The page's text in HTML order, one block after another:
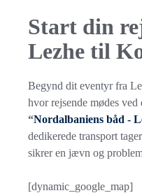
Start din
Lezhe til
Begynd dit eventyr fra
hvor rejsende mødes
“Nordalbaniens båd -
dedikerede transport
sikrer en jævn og
[dynamic_google_map]